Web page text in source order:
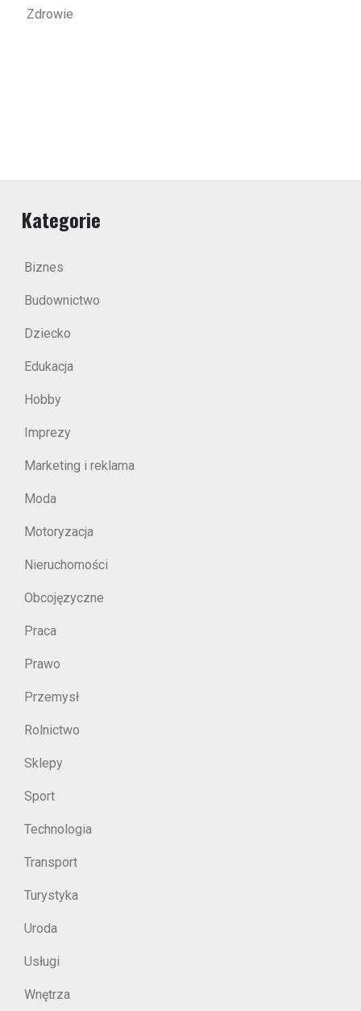
Zdrowie
Kategorie
Biznes
Budownictwo
Dziecko
Edukacja
Hobby
Imprezy
Marketing i reklama
Moda
Motoryzacja
Nieruchomości
Obcojęzyczne
Praca
Prawo
Przemysł
Rolnictwo
Sklepy
Sport
Technologia
Transport
Turystyka
Uroda
Usługi
Wnętrza